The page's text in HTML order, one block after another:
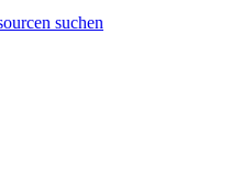
suchen